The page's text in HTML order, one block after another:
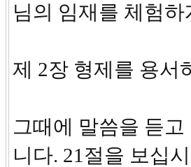
님의 임재를 체험
제 2장 형제를 용서
그때에 말씀을 듣
니다. 21절을 보십